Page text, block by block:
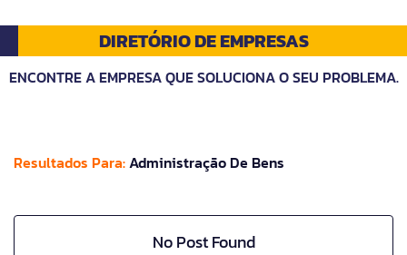
DIRETÓRIO DE EMPRESAS
ENCONTRE A EMPRESA QUE SOLUCIONA O SEU PROBLEMA.
Resultados Para:Administração De Bens
No Post Found